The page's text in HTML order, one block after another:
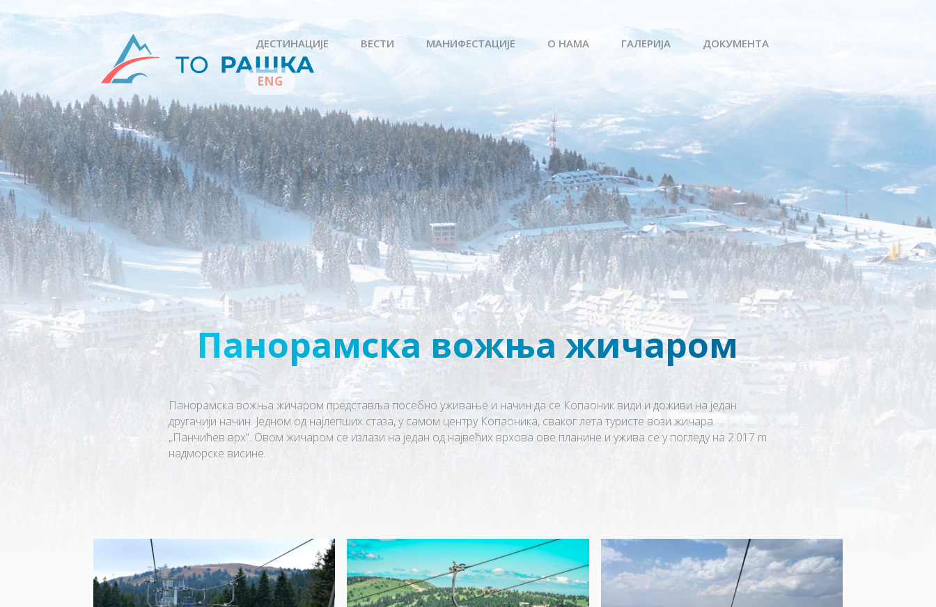
ДЕСТИНАЦИЈЕ ВЕСТИ МАНИФЕСТАЦИЈЕ О НАМА ГАЛЕРИЈА ДОКУМЕНТА
Панорамска вожња жичаром
Панорамска вожња жичаром представља посебно уживање и начин да се Копаоник види и доживи на један
другачији начин. Једном од најлепших стаза, у самом центру Копаоника, сваког лета туристе вози жичара
„Панчићев врх“. Овом жичаром се излази на један од највећих врхова ове планине и ужива се у погледу на 2.017 m
надморске висине.